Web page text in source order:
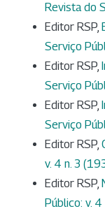
Revista do
Editor RSP,
Serviço
Editor RSP,
Serviço
Editor RSP,
Serviço
Editor RSP,
v. 4 n. 3
Editor RSP,
Público: v.